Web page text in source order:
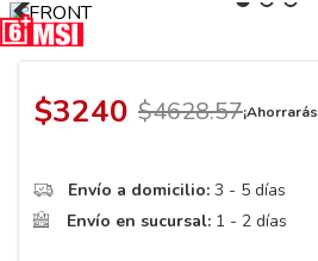
$3240 $4628.57
Envío a domicilio: 3 - 5 días
Envío en sucursal: 1 - 2 días
7 245